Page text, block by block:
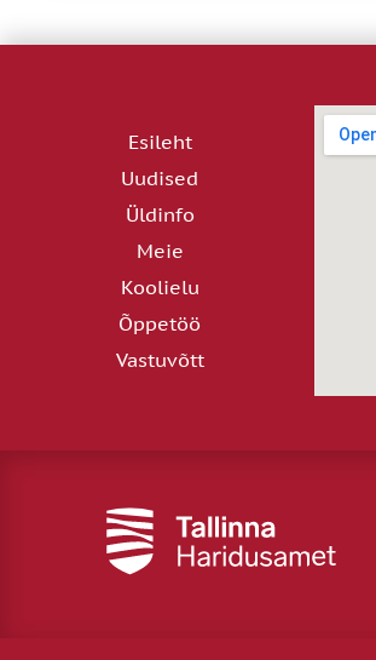
Esileht
Uudised
Üldinfo
Meie
Koolielu
Õppetöö
Vastuvõtt